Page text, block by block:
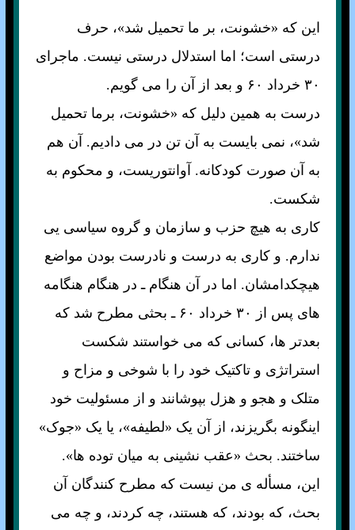
اين که «خشونت، بر ما تحميل شد»، حرف
درستی است؛ اما استدلال درستی نيست. ماجرای
۳۰ خرداد ۶۰ و بعد از آن را می گويم.
درست به همين دليل که «خشونت، برما تحميل
شد»، نمی بايست به آن تن در می داديم. آن هم
به آن صورت کودکانه. آوانتوريست، و محکوم به
شکست.
کاری به هيچ حزب و سازمان و گروه سياسی يی
ندارم. و کاری به درست و نادرست بودن مواضع
هيچکدامشان. اما در آن هنگام ـ در هنگام هنگامه
های پس از ۳۰ خرداد ۶۰ ـ بحثی مطرح شد که
بعدتر ها، کسانی که می خواستند شکست
استراتژی و تاکتيک خود را با شوخی و مزاح و
متلک و هجو و هزل بپوشانند و از مسئوليت خود
اينگونه بگريزند، از آن يک «لطيفه»، يا يک «جوک»
ساختند. بحث «عقب نشينی به ميان توده ها».
اين، مسأله ی من نيست که مطرح کنندگان آن
بحث، که بودند، که هستند، چه کردند، و چه می